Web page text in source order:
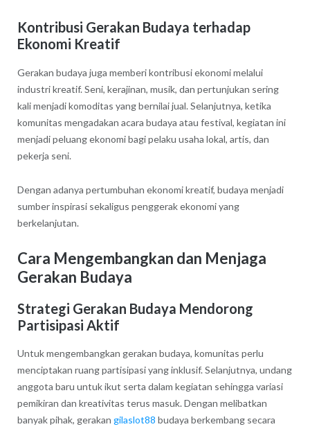
Kontribusi Gerakan Budaya terhadap
Ekonomi Kreatif
Gerakan budaya juga memberi kontribusi ekonomi melalui
industri kreatif. Seni, kerajinan, musik, dan pertunjukan sering
kali menjadi komoditas yang bernilai jual. Selanjutnya, ketika
komunitas mengadakan acara budaya atau festival, kegiatan ini
menjadi peluang ekonomi bagi pelaku usaha lokal, artis, dan
pekerja seni.
Dengan adanya pertumbuhan ekonomi kreatif, budaya menjadi
sumber inspirasi sekaligus penggerak ekonomi yang
berkelanjutan.
Cara Mengembangkan dan Menjaga
Gerakan Budaya
Strategi Gerakan Budaya Mendorong
Partisipasi Aktif
Untuk mengembangkan gerakan budaya, komunitas perlu
menciptakan ruang partisipasi yang inklusif. Selanjutnya, undang
anggota baru untuk ikut serta dalam kegiatan sehingga variasi
pemikiran dan kreativitas terus masuk. Dengan melibatkan
banyak pihak, gerakan gilaslot88 budaya berkembang secara